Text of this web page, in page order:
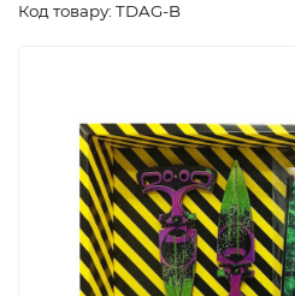
Код товару: TDAG-B